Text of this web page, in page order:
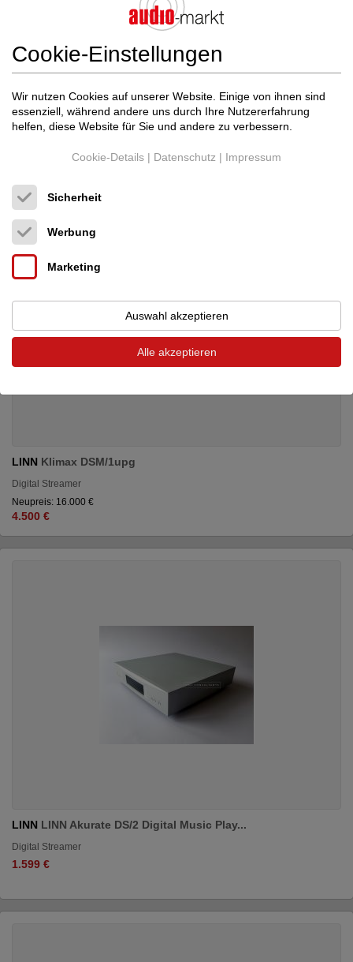
LINNAkurate DSM G-ADSM3 Katalyst Nr. 3 (...
Digital Streamer
LINN Klimax DSM/1upg
Digital Streamer
Neupreis: 16.000 €
4.500 €
LINN LINN Akurate DS/2 Digital Music Play...
Digital Streamer
1.599 €
Cookie-Einstellungen
Wir nutzen Cookies auf unserer Website. Einige von ihnen sind
essenziell, während andere uns durch Ihre Nutzererfahrung
helfen, diese Website für Sie und andere zu verbessern.
Cookie-Details | Datenschutz | Impressum
Sicherheit
Werbung
Marketing
Auswahl akzeptieren
Alle akzeptieren